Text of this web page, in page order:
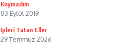
Koymadım
03 Eylül 2019
İpleri Tutan Eller
29 Temmuz 2026